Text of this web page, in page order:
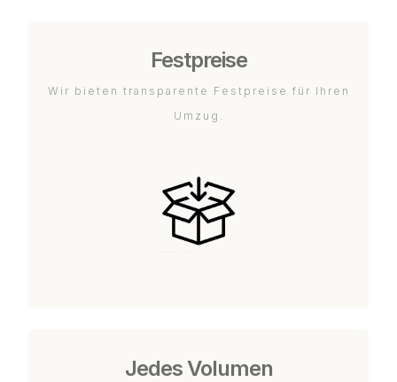
Festpreise
Wir bieten transparente Festpreise für Ihren
Umzug.
Jedes Volumen